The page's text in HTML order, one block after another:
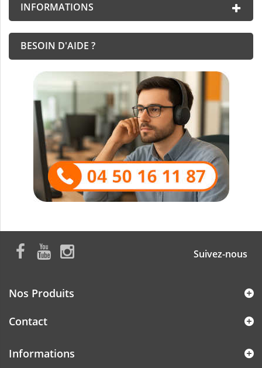
INFORMATIONS
BESOIN D'AIDE ?
Suivez-nous
Nos Produits
Contact
Informations